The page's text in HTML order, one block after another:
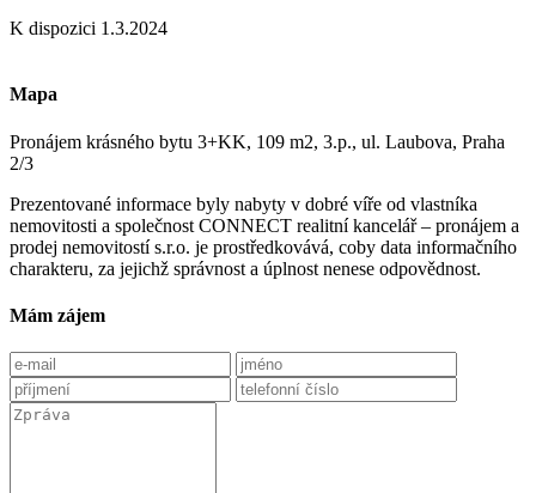
K dispozici 1.3.2024
Mapa
Pronájem krásného bytu 3+KK, 109 m2, 3.p., ul. Laubova, Praha
2/3
Prezentované informace byly nabyty v dobré víře od vlastníka
nemovitosti a společnost CONNECT realitní kancelář – pronájem a
prodej nemovitostí s.r.o. je prostředkovává, coby data informačního
charakteru, za jejichž správnost a úplnost nenese odpovědnost.
Mám zájem